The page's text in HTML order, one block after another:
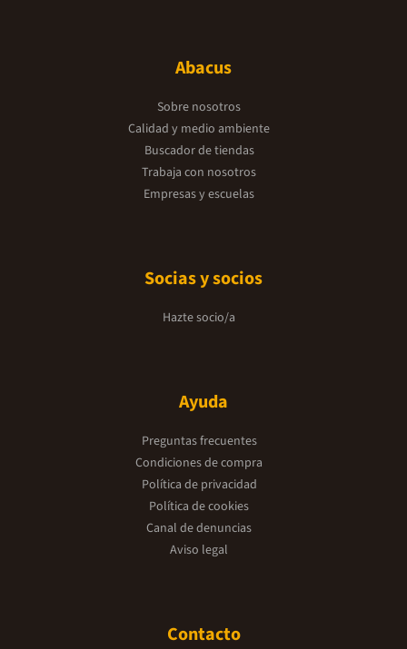
Abacus
Sobre nosotros
Calidad y medio ambiente
Buscador de tiendas
Trabaja con nosotros
Empresas y escuelas
Socias y socios
Hazte socio/a
Ayuda
Preguntas frecuentes
Condiciones de compra
Política de privacidad
Política de cookies
Canal de denuncias
Aviso legal
Contacto